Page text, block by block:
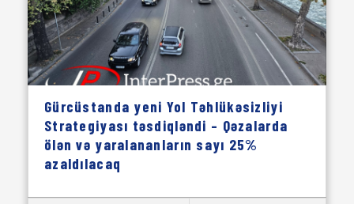
Gürcüstanda yeni Yol Təhlükəsizliyi
Strategiyası təsdiqləndi – Qəzalarda
ölən və yaralananların sayı 25%
azaldılacaq